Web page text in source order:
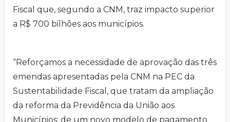
Fiscal que, segundo a CNM, traz impacto superior
a R$ 700 bilhões aos municípios.
“Reforçamos a necessidade de aprovação das três
emendas apresentadas pela CNM na PEC da
Sustentabilidade Fiscal, que tratam da ampliação
da reforma da Previdência da União aos
Municípios; de um novo modelo de pagamento